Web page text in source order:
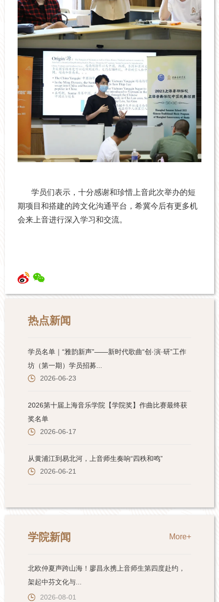
学员们表示，十分感谢和珍惜上音此次举办的短
期项目和搭建的跨文化沟通平台，希冀今后有更多机
会来上音进行深入学习和交流。
热点新闻
学院新闻 More+
北欧仲夏声跨山海！廖昌永携上音师生第四度赴约，
架起中芬文化与...
2026-08-01